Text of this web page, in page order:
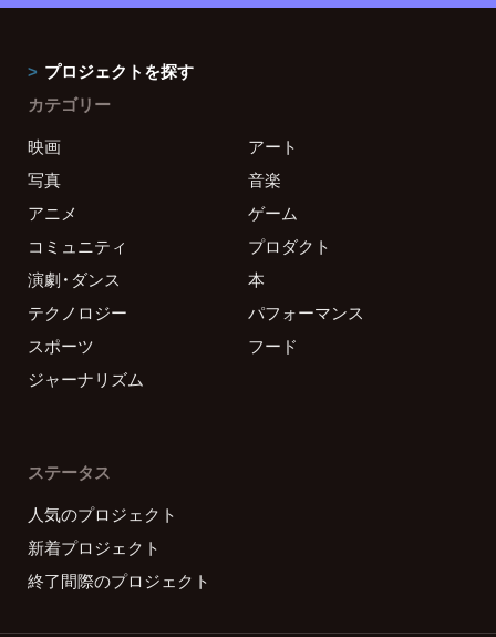
プロジェクトを探す
カテゴリー
映画
アート
写真
音楽
アニメ
ゲーム
コミュニティ
プロダクト
演劇・ダンス
本
テクノロジー
パフォーマンス
スポーツ
フード
ジャーナリズム
ステータス
人気のプロジェクト
新着プロジェクト
終了間際のプロジェクト